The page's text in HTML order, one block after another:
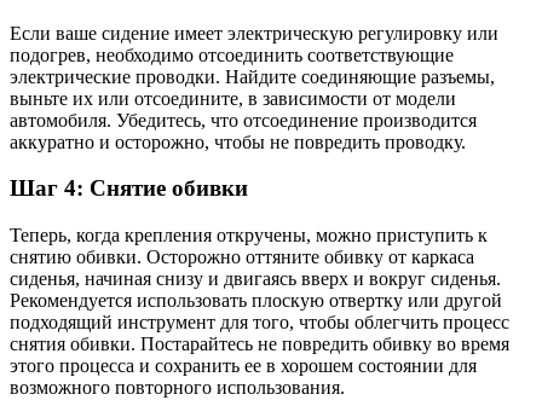
Если ваше сидение имеет электрическую регулировку или
подогрев, необходимо отсоединить соответствующие
электрические проводки. Найдите соединяющие разъемы,
выньте их или отсоедините, в зависимости от модели
автомобиля. Убедитесь, что отсоединение производится
аккуратно и осторожно, чтобы не повредить проводку.
Шаг 4: Снятие обивки
Теперь, когда крепления откручены, можно приступить к
снятию обивки. Осторожно оттяните обивку от каркаса
сиденья, начиная снизу и двигаясь вверх и вокруг сиденья.
Рекомендуется использовать плоскую отвертку или другой
подходящий инструмент для того, чтобы облегчить процесс
снятия обивки. Постарайтесь не повредить обивку во время
этого процесса и сохранить ее в хорошем состоянии для
возможного повторного использования.